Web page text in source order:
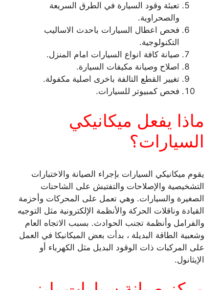
تعبئة وقود السيارة في الطرق السريعة
والصحراوية.
فحص اعطال السيارات باحدث الاساليب
التكنولوجية.
صيانة كافة انواع السيارات امام المنزل.
اصلاح وصيانة مكيفات السيارة.
تغيير القطع التالفة باخرى اصلية مكفولة.
فحص كمبيوتر للسيارات.
ماذا يفعل ميكانيكي
السيارات؟
يقوم ميكانيكي السيارات بإجراء الصيانة والاختبارات
التشخيصية والإصلاحات والتفتيش على الشاحنات
الصغيرة والسيارات. وهي تعمل على المحركات وأحزمة
القيادة وناقلات الحركة والأنظمة الإلكترونية مثل التوجيه
والفرامل وأنظمة تجنب الحوادث. بسبب الاتجاه العام
وشعبية الطاقة البديلة ، بدأت بعض الميكانيكا في العمل
على المركبات ذات الوقود البديل مثل الكهرباء أو
الإيثانول.